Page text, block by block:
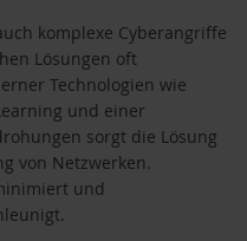
komplexe Cyberangriffe
Lösungen oft
Technologien wie
und einer
sorgt die Lösung
von Netzwerken.
und